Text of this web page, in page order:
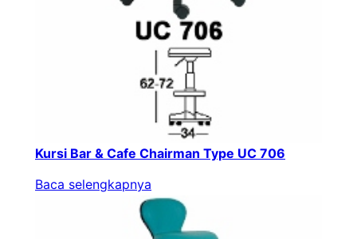
Kursi Bar & Cafe Chairman Type UC 706
Baca selengkapnya